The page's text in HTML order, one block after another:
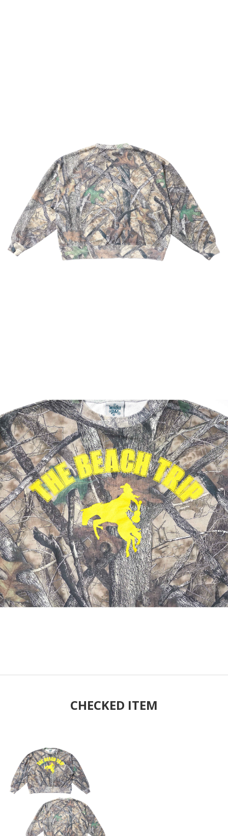
CHECKED ITEM